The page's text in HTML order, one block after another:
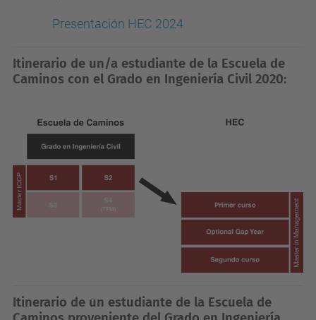
Presentación HEC 2024
Itinerario de un/a estudiante de la Escuela de
Caminos con el Grado en Ingeniería Civil 2020:
Itinerario de un estudiante de la Escuela de